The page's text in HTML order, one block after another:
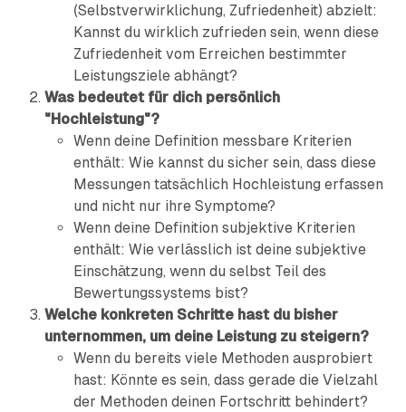
(Selbstverwirklichung, Zufriedenheit) abzielt:
Kannst du wirklich zufrieden sein, wenn diese
Zufriedenheit vom Erreichen bestimmter
Leistungsziele abhängt?
Was bedeutet für dich persönlich
"Hochleistung"?
Wenn deine Definition messbare Kriterien
enthält: Wie kannst du sicher sein, dass diese
Messungen tatsächlich Hochleistung erfassen
und nicht nur ihre Symptome?
Wenn deine Definition subjektive Kriterien
enthält: Wie verlässlich ist deine subjektive
Einschätzung, wenn du selbst Teil des
Bewertungssystems bist?
Welche konkreten Schritte hast du bisher
unternommen, um deine Leistung zu steigern?
Wenn du bereits viele Methoden ausprobiert
hast: Könnte es sein, dass gerade die Vielzahl
der Methoden deinen Fortschritt behindert?